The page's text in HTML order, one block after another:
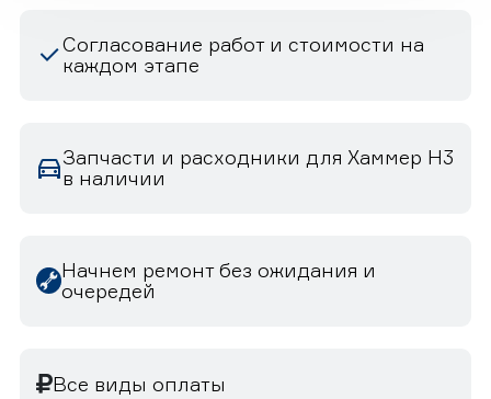
Согласование работ и стоимости на
каждом этапе
Запчасти и расходники для Хаммер H3
в наличии
Начнем ремонт без ожидания и
очередей
Все виды оплаты